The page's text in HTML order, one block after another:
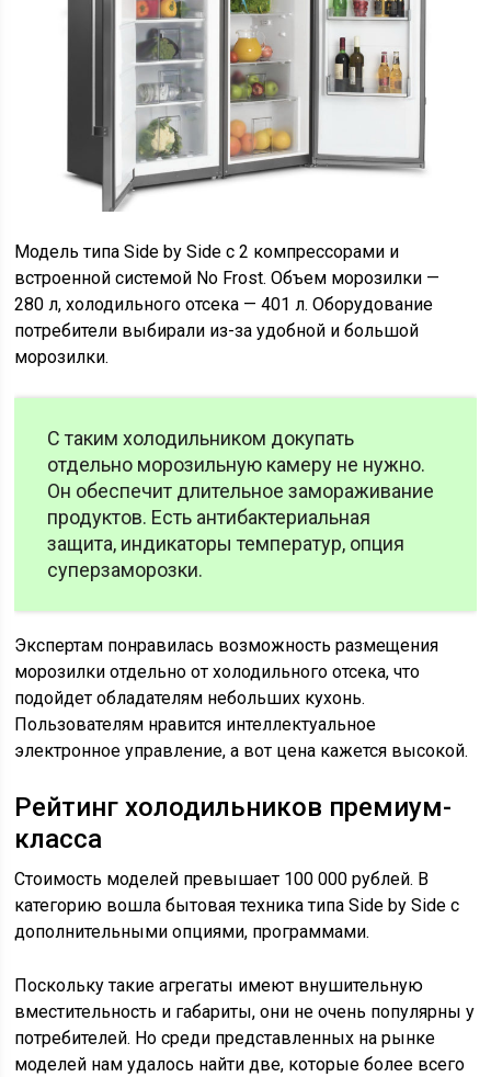
Модель типа Side by Side с 2 компрессорами и
встроенной системой No Frost. Объем морозилки —
280 л, холодильного отсека — 401 л. Оборудование
потребители выбирали из-за удобной и большой
морозилки.
С таким холодильником докупать
отдельно морозильную камеру не нужно.
Он обеспечит длительное замораживание
продуктов. Есть антибактериальная
защита, индикаторы температур, опция
суперзаморозки.
Экспертам понравилась возможность размещения
морозилки отдельно от холодильного отсека, что
подойдет обладателям небольших кухонь.
Пользователям нравится интеллектуальное
электронное управление, а вот цена кажется высокой.
Рейтинг холодильников премиум-
класса
Стоимость моделей превышает 100 000 рублей. В
категорию вошла бытовая техника типа Side by Side с
дополнительными опциями, программами.
Поскольку такие агрегаты имеют внушительную
вместительность и габариты, они не очень популярны у
потребителей. Но среди представленных на рынке
моделей нам удалось найти две, которые более всего